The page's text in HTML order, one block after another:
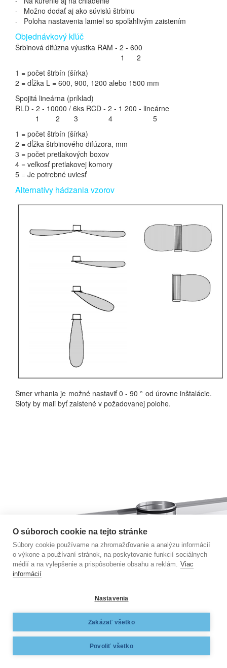
- Možno dodať aj ako súvislú štrbinu
- Poloha nastavenia lamiel so spoľahlivým zaistením
Objednávkový kľúč
Šrbinová difúzna výustka RAM - 2 - 600
1 2
1 = počet štrbín (šírka)
2 = dĺžka L = 600, 900, 1200 alebo 1500 mm
Spojitá lineárna (príklad)
RLD - 2 - 10000 / 6ks RCD - 2 - 1 200 - lineárne
1 2 3 4 5
1 = počet štrbín (šírka)
2 = dĺžka štrbinového difúzora, mm
3 = počet pretlakových boxov
4 = veľkosť pretlakovej komory
5 = Je potrebné uviesť
Alternatívy hádzania vzorov
Smer vrhania je možné nastaviť 0 - 90 ° od úrovne inštalácie.
Sloty by mali byť zaistené v požadovanej polohe.
O súboroch cookie na tejto stránke
Súbory cookie používame na zhromažďovanie a analýzu informácií
o výkone a používaní stránok, na poskytovanie funkcií sociálnych
médií a na vylepšenie a prispôsobenie obsahu a reklám. Viac
informácií
Nastavenia
Zakázať všetko
Povoliť všetko